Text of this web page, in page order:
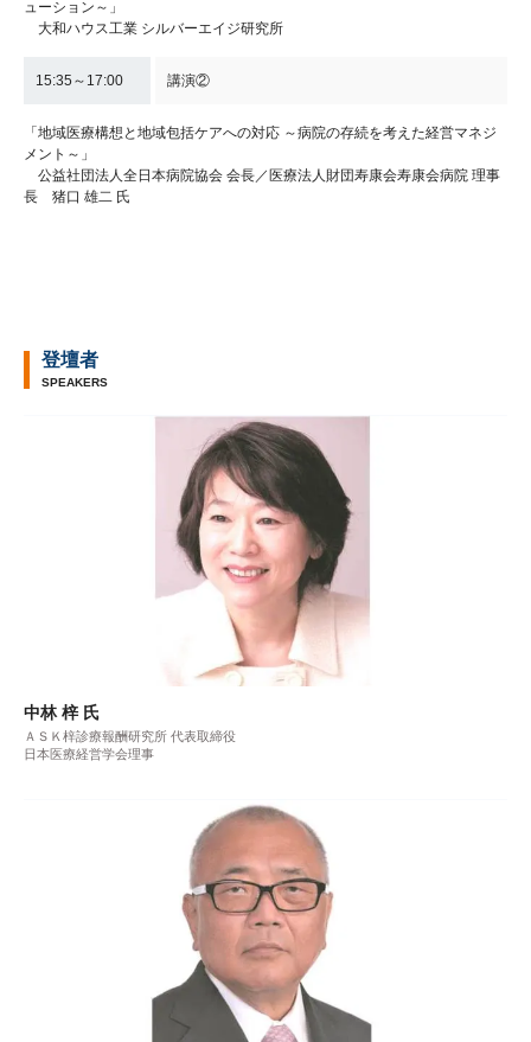
ューション～」
大和ハウス工業 シルバーエイジ研究所
15:35～17:00 講演②
「地域医療構想と地域包括ケアへの対応 ～病院の存続を考えた経営マネジ
メント～」
公益社団法人全日本病院協会 会長／医療法人財団寿康会寿康会病院 理事
長 猪口 雄二 氏
登壇者
SPEAKERS
中林 梓 氏
ＡＳＫ梓診療報酬研究所 代表取締役
日本医療経営学会理事